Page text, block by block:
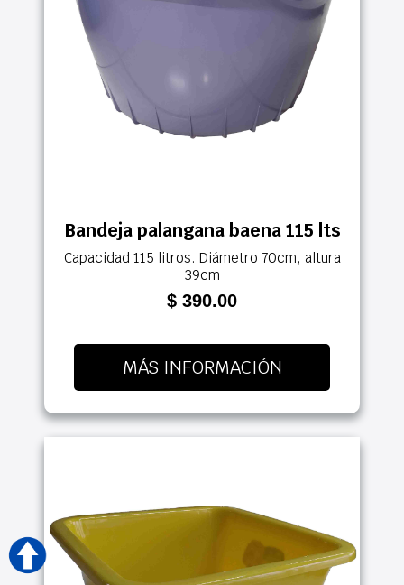
Bandeja palangana baena 115 lts
Capacidad 115 litros. Diámetro 70cm, altura
39cm
$ 390.00
MÁS INFORMACIÓN